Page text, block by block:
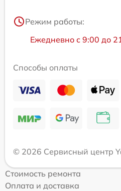
Режим работы:
Ежедневно с 9:00 до
Способы оплаты
© 2026 Сервисный центр
Стоимость ремонта
Оплата и доставка